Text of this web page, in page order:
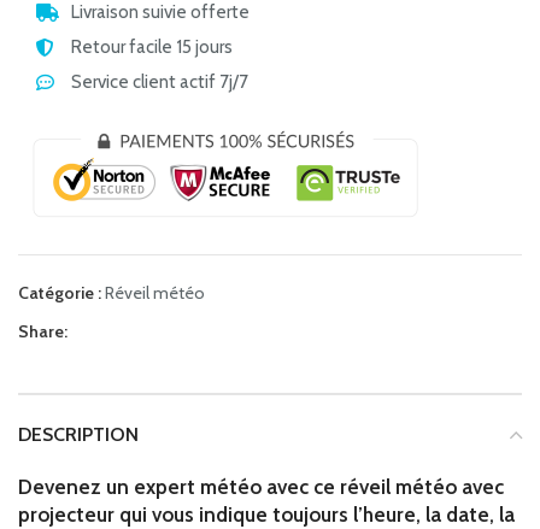
Livraison suivie offerte
Retour facile 15 jours
Service client actif 7j/7
Catégorie :Réveil météo
Share:
DESCRIPTION
Devenez un expert météo avec ce réveil météo avec
projecteur qui vous indique toujours l’heure, la date, la